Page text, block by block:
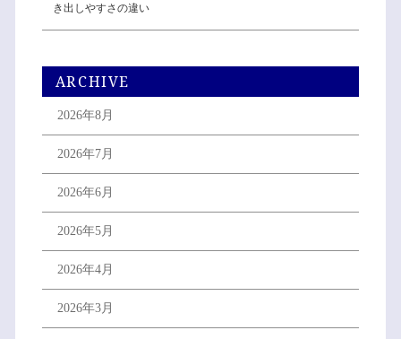
き出しやすさの違い
ARCHIVE
2026年8月
2026年7月
2026年6月
2026年5月
2026年4月
2026年3月